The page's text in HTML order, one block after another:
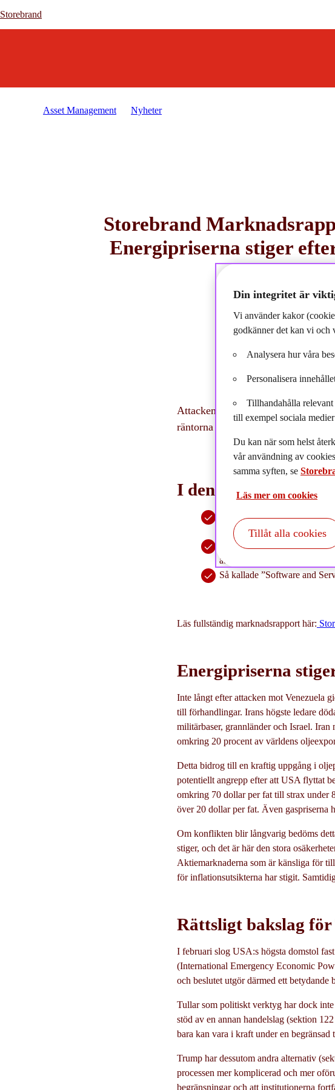
Storebrand
Storebrand
Asset Management Nyheter
Storebrand
Energipriserna stiger
Attacken mot Iran har utlöst en
räntorna och dollarn stiger i början
I denna
Olje- och gaspriserna stiger
dollarn stiger i början av mars.
USA:s högsta domstol slog
att upprätthålla tulltrycket.
Så kallade ”Software and
Läs fullständig marknadsrapport här:
Energipriserna
Inte långt efter attacken mot Venezuela
till förhandlingar. Irans högste ledare
militärbaser, grannländer och Israel. Iran
omkring 20 procent av världens
Detta bidrog till en kraftig uppgång i
potentiellt angrepp efter att USA flyttat
omkring 70 dollar per fat till strax under
över 20 dollar per fat. Även gaspriserna
Om konflikten blir långvarig bedöms
stiger, och det är här den stora
Aktiemarknaderna som är känsliga för
för inflationsutsikterna har stigit.
Rättsligt bakslag
I februari slog USA:s högsta domstol
(International Emergency Economic
och beslutet utgör därmed ett
Tullar som politiskt verktyg har dock
stöd av en annan handelslag (sektion
bara kan vara i kraft under en
Trump har dessutom andra alternativ
processen mer komplicerad och mer
begränsningar och att institutionerna
Din integritet är
Vi använder kakor
godkänner det kan vi och
Analysera hur våra
Personalisera
Tillhandahålla
till exempel sociala medier
Du kan när som helst
vår användning av
samma syften, se
Läs mer om cookies
Tillåt alla cookies